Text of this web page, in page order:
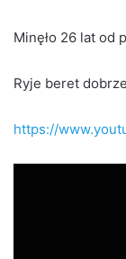
Minęło 26 lat od
Ryje beret
https://